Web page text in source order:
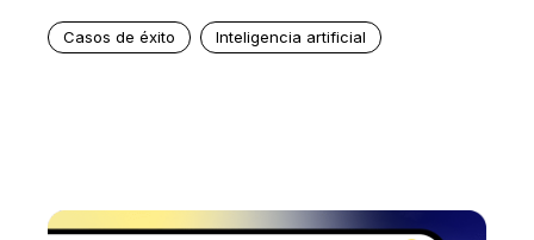
Casos de éxito Inteligencia artificial